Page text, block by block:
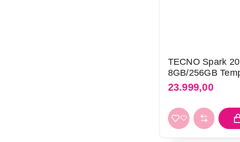
TECNO Spark
8GB/256GB
23.999,00